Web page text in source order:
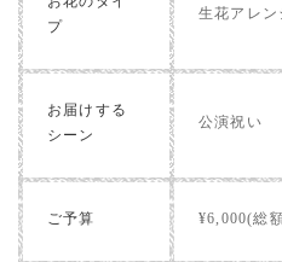
プ
生花アレ
お届けする
シーン
公演祝い
ご予算 ¥6,000(総